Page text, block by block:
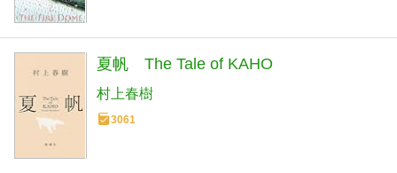
夏帆 The Tale of KAHO
村上春樹
3061